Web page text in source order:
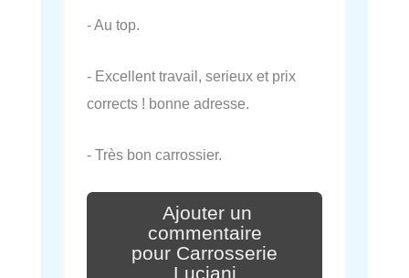
- Au top.
- Excellent travail, serieux et prix
corrects ! bonne adresse.
- Très bon carrossier.
Ajouter un
commentaire
pour Carrosserie
Luciani